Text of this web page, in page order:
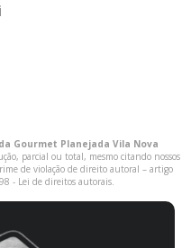
Gourmet Planejada Vila Nova
parcial ou total, mesmo citando nossos
de violação de direito autoral – artigo
- Lei de direitos autorais.